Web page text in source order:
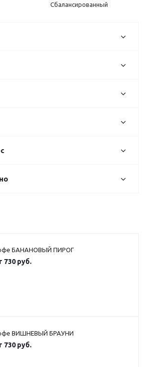
Сбалансированный
БАНАНОВЫЙ ПИРОГ
730 руб.
ВИШНЕВЫЙ БРАУНИ
730 руб.